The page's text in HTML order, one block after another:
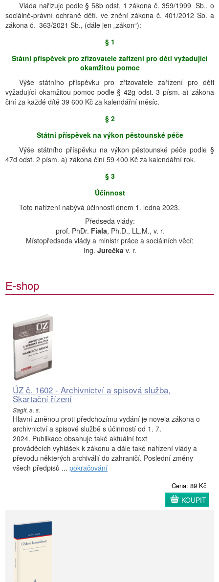
Vláda nařizuje podle § 58b odst. 1 zákona č. 359/1999 Sb., o
sociálně-právní ochraně dětí, ve znění zákona č. 401/2012 Sb. a
zákona č. 363/2021 Sb., (dále jen „zákon“):
§ 1
Státní příspěvek pro zřizovatele zařízení pro děti vyžadující
okamžitou pomoc
Výše státního příspěvku pro zřizovatele zařízení pro děti
vyžadující okamžitou pomoc podle § 42g odst. 3 písm. a) zákona
činí za každé dítě 39 600 Kč za kalendářní měsíc.
§ 2
Státní příspěvek na výkon pěstounské péče
Výše státního příspěvku na výkon pěstounské péče podle §
47d odst. 2 písm. a) zákona činí 59 400 Kč za kalendářní rok.
§ 3
Účinnost
Toto nařízení nabývá účinnosti dnem 1. ledna 2023.
Předseda vlády:
prof. PhDr. Fiala, Ph.D., LL.M., v. r.
Místopředseda vlády a ministr práce a sociálních věcí:
Ing. Jurečkav. r.
E-shop
ÚZ č. 1602 - Archivnictví a spisová služba,
Skartační řízení
Sagit, a. s.
Hlavní změnou proti předchozímu vydání je novela zákona o
archivnictví a spisové službě s účinností od 1. 7.
2024. Publikace obsahuje také aktuální text
prováděcích vyhlášek k zákonu a dále také nařízení vlády a
převodu některých archiválií do zahraničí. Poslední změny
všech předpisů ... pokračování
Cena: 89 Kč
KOUPIT